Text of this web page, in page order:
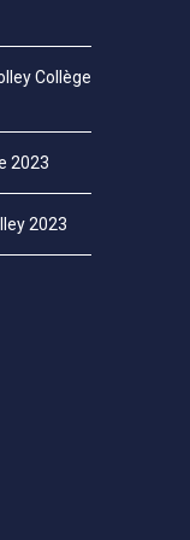
Collège
2023
2023